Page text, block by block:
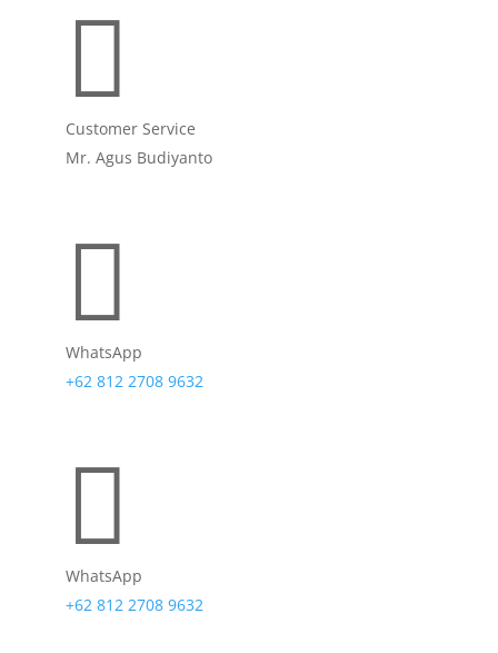

Customer Service
Mr. Agus Budiyanto

WhatsApp
+62 812 2708 9632

WhatsApp
+62 812 2708 9632